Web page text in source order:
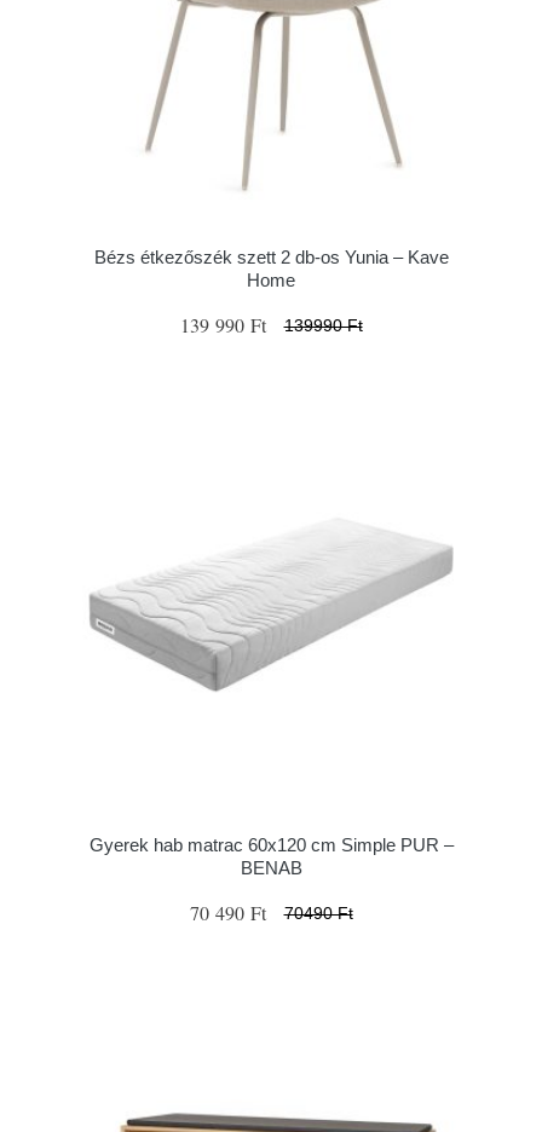
Bézs étkezőszék szett 2 db-os Yunia – Kave
Home
139 990 Ft 139990 Ft
Gyerek hab matrac 60x120 cm Simple PUR –
BENAB
70 490 Ft 70490 Ft